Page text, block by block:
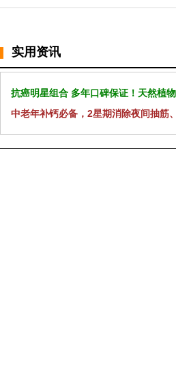
实用资讯
抗癌明星组合 多年口碑保证！天然植
中老年补钙必备，2星期消除夜间抽筋